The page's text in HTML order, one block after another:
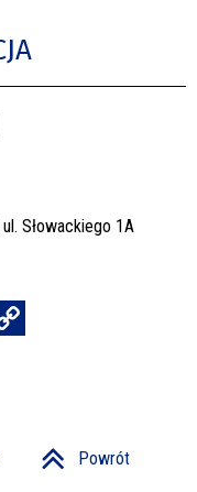
Słowackiego 1A
Powrót